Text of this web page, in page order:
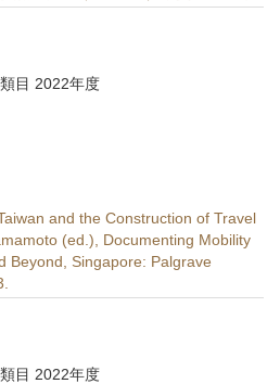
目 2022年度
and the Construction of Travel
(ed.), Documenting Mobility
Beyond, Singapore: Palgrave
目 2022年度